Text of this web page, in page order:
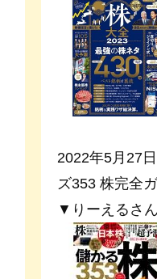
2022年5月27
ズ353 株完全
▼りーえるさ